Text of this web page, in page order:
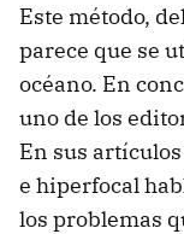
Este método,
parece que se
océano. En
uno de los
En sus
e hiperfocal
los problemas